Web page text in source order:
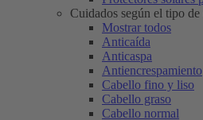
Cuidados según el tipo de
Mostrar todos
Anticaída
Anticaspa
Antiencrespamiento
Cabello fino y liso
Cabello graso
Cabello normal